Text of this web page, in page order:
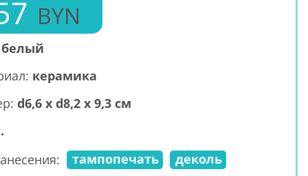
BYN
белый
керамика
d6,6 х d8,2 х 9,3 см
тампопечать деколь